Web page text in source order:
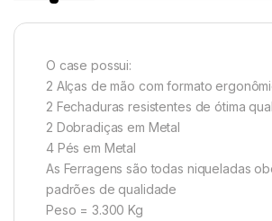
CASIO
O case possui:
2 Alças de mão com formato
2 Fechaduras resistentes de ótima
2 Dobradiças em Metal
4 Pés em Metal
As Ferragens são todas niqueladas
padrões de qualidade
Peso = 3.300 Kg